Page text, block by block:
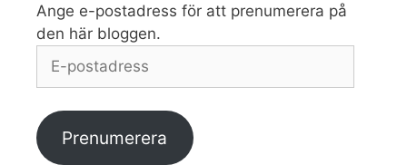
Ange e-postadress för att prenumerera på
den här bloggen.
postadress
Prenumerera